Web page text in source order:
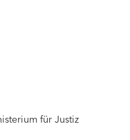
für Justiz